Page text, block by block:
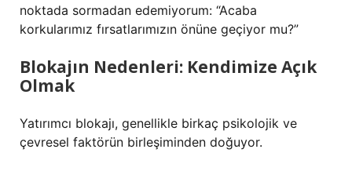
noktada sormadan edemiyorum: “Acaba
korkularımız fırsatlarımızın önüne geçiyor mu?”
Blokajın Nedenleri: Kendimize Açık
Olmak
Yatırımcı blokajı, genellikle birkaç psikolojik ve
çevresel faktörün birleşiminden doğuyor.